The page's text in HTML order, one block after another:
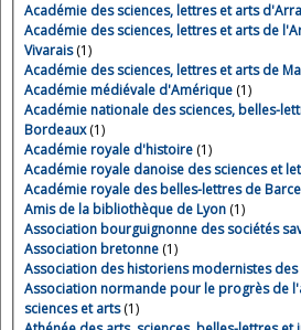
Académie des sciences, lettres et arts
Académie des sciences, lettres et arts de
Vivarais(1)
Académie des sciences, lettres et arts de
Académie médiévale d'Amérique (1)
Académie nationale des sciences, belles-
Bordeaux(1)
Académie royale d'histoire (1)
Académie royale danoise des sciences et
Académie royale des belles-lettres de
Amis de la bibliothèque de Lyon (1)
Association bourguignonne des sociétés
Association bretonne (1)
Association des historiens modernistes
Association normande pour le progrès de
sciences et arts(1)